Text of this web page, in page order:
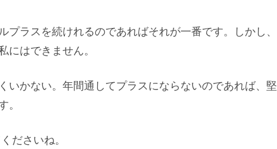
プラスを続けれるのであればそれが一番です。しかし、
にはできません。
いかない。年間通してプラスにならないのであれば、堅
。
ださいね。